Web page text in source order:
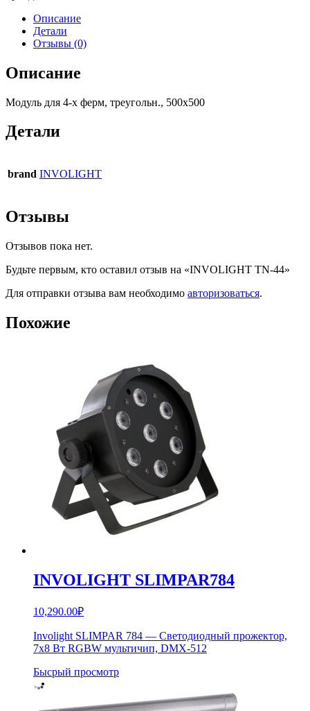
Описание
Детали
Отзывы (0)
Описание
Модуль для 4-х ферм, треугольн., 500х500
Детали
brand INVOLIGHT
Отзывы
Отзывов пока нет.
Будьте первым, кто оставил отзыв на «INVOLIGHT TN-44»
Для отправки отзыва вам необходимо авторизоваться.
Похожие
INVOLIGHT SLIMPAR784
10,290.00₽
Involight SLIMPAR 784 — Светодиодный прожектор,
7х8 Вт RGBW мультичип, DMX-512
Бысрый просмотр